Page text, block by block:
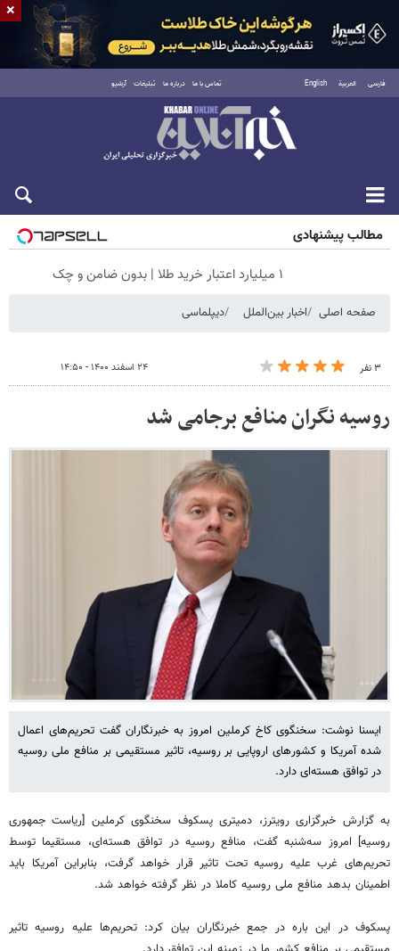
فارسی العربية English تماس با ما درباره ما تبلیغات آرشیو
جمعه ۱۶ مرداد ۱۴۰۵
مطالب پیشنهادی
۱ میلیارد اعتبار خرید طلا | بدون ضامن و چک
صفحه اصلی اخبار بین‌الملل دیپلماسی
۳ نفر ۲۴ اسفند ۱۴۰۰ - ۱۴:۵۰
روسیه نگران منافع برجامی شد
ایسنا نوشت: سخنگوی کاخ کرملین امروز به خبرنگاران گفت تحریم‌های اعمال
شده آمریکا و کشورهای اروپایی بر روسیه، تاثیر مستقیمی بر منافع ملی روسیه
در توافق هسته‌ای دارد.
به گزارش خبرگزاری رویترز، دمیتری پسکوف سخنگوی کرملین [ریاست جمهوری
روسیه] امروز سه‌شنبه گفت، منافع روسیه در توافق هسته‌ای، مستقیما توسط
تحریم‌های غرب علیه روسیه تحت تاثیر قرار خواهد گرفت، بنابراین آمریکا باید
اطمینان بدهد منافع ملی روسیه کاملا در نظر گرفته خواهد شد.
پسکوف در این باره در جمع خبرنگاران بیان کرد: تحریم‌ها علیه روسیه تاثیر
×